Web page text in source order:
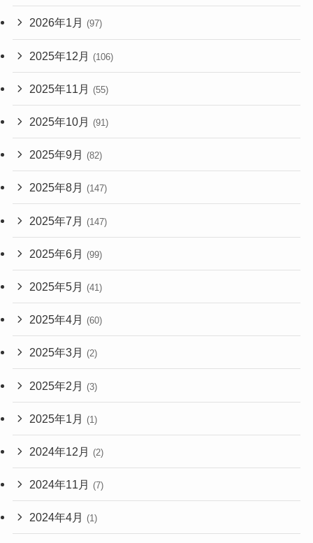
2026年1月 (97)
2025年12月 (106)
2025年11月 (55)
2025年10月 (91)
2025年9月 (82)
2025年8月 (147)
2025年7月 (147)
2025年6月 (99)
2025年5月 (41)
2025年4月 (60)
2025年3月 (2)
2025年2月 (3)
2025年1月 (1)
2024年12月 (2)
2024年11月 (7)
2024年4月 (1)